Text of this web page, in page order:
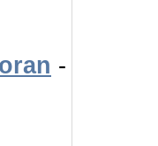
-